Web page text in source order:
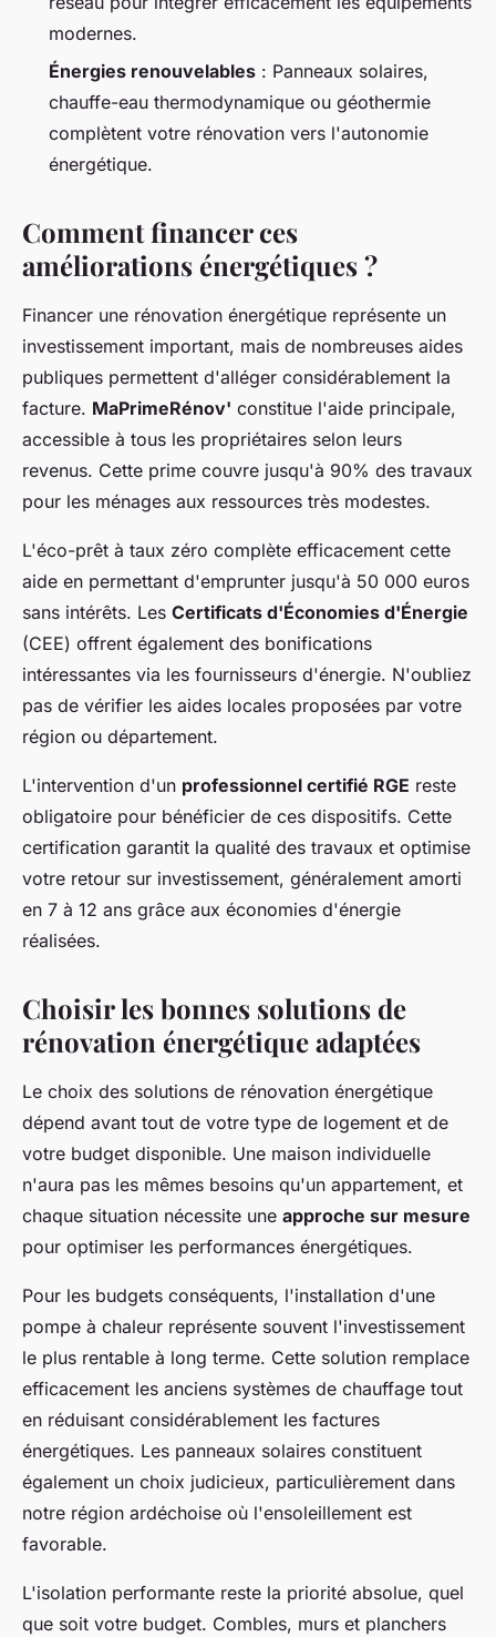
modernes.
Énergies renouvelables : Panneaux solaires,
chauffe-eau thermodynamique ou géothermie
complètent votre rénovation vers l'autonomie
énergétique.
Comment financer ces
améliorations énergétiques ?
Financer une rénovation énergétique représente un
investissement important, mais de nombreuses aides
publiques permettent d'alléger considérablement la
facture. MaPrimeRénov' constitue l'aide principale,
accessible à tous les propriétaires selon leurs
revenus. Cette prime couvre jusqu'à 90% des travaux
pour les ménages aux ressources très modestes.
L'éco-prêt à taux zéro complète efficacement cette
aide en permettant d'emprunter jusqu'à 50 000 euros
sans intérêts. Les Certificats d'Économies d'Énergie
(CEE) offrent également des bonifications
intéressantes via les fournisseurs d'énergie. N'oubliez
pas de vérifier les aides locales proposées par votre
région ou département.
L'intervention d'un professionnel certifié RGE reste
obligatoire pour bénéficier de ces dispositifs. Cette
certification garantit la qualité des travaux et optimise
votre retour sur investissement, généralement amorti
en 7 à 12 ans grâce aux économies d'énergie
réalisées.
Choisir les bonnes solutions de
rénovation énergétique adaptées
Le choix des solutions de rénovation énergétique
dépend avant tout de votre type de logement et de
votre budget disponible. Une maison individuelle
n'aura pas les mêmes besoins qu'un appartement, et
chaque situation nécessite une approche sur mesure
pour optimiser les performances énergétiques.
Pour les budgets conséquents, l'installation d'une
pompe à chaleur représente souvent l'investissement
le plus rentable à long terme. Cette solution remplace
efficacement les anciens systèmes de chauffage tout
en réduisant considérablement les factures
énergétiques. Les panneaux solaires constituent
également un choix judicieux, particulièrement dans
notre région ardéchoise où l'ensoleillement est
favorable.
L'isolation performante reste la priorité absolue, quel
que soit votre budget. Combles, murs et planchers